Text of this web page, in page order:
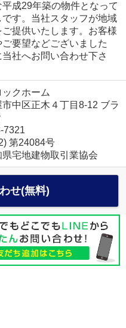
成29年築の物件となって
す。当社スタッフが地域
提供いたします。お客様
要望などございました
社へお問い合わせ下さ
クホーム
中区正木４丁目8-12 ブラ
7321
第24084号
県宅地建物取引業協会
せ(無料)